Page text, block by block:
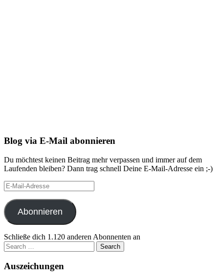
Blog via E-Mail abonnieren
Du möchtest keinen Beitrag mehr verpassen und immer auf dem
Laufenden bleiben? Dann trag schnell Deine E-Mail-Adresse ein ;-)
E-
Mail-
Adresse
Abonnieren
Schließe dich 1.120 anderen Abonnenten an
Search
for:
Auszeichungen